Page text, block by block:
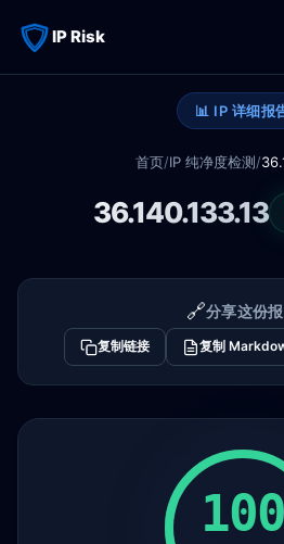
IP Risk
📊 IP 详细报
首页/IP 纯净度检测/
36.140.133.13
🔗分享这份
复制链接 复制
100